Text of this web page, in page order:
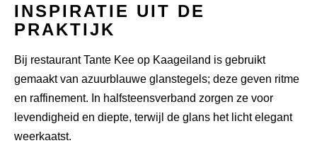
INSPIRATIE UIT DE
PRAKTIJK
Bij restaurant Tante Kee op Kaageiland is gebruikt
gemaakt van azuurblauwe glanstegels; deze geven ritme
en raffinement. In halfsteensverband zorgen ze voor
levendigheid en diepte, terwijl de glans het licht elegant
weerkaatst.